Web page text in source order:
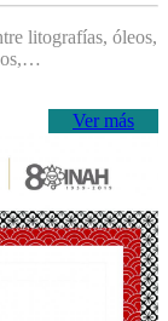
litografías, óleos,
Ver más